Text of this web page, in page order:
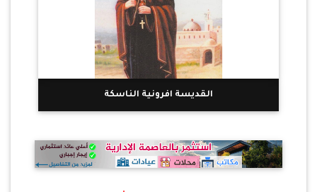
القديسة افرونية الناسكة